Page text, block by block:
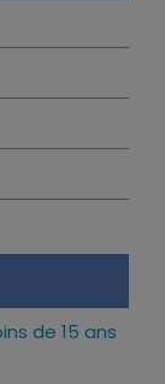
de 15 ans